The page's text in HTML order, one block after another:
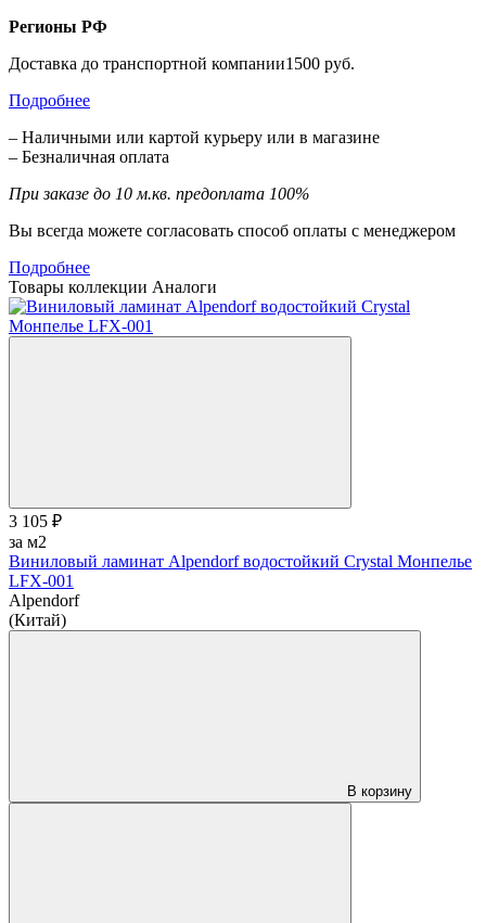
Регионы РФ
Доставка до транспортной компании1500 руб.
Подробнее
– Наличными или картой курьеру или в магазине
– Безналичная оплата
При заказе до 10 м.кв. предоплата 100%
Вы всегда можете согласовать способ оплаты с менеджером
Подробнее
Товары коллекции Аналоги
3 105 ₽
за м2
Виниловый ламинат Alpendorf водостойкий Crystal Монпелье
LFX-001
Alpendorf
(Китай)
В корзину